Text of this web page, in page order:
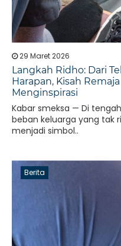
29 Maret 2026
Langkah Ridho: Dari
Harapan, Kisah
Menginspirasi
Kabar smeksa — Di
beban keluarga yang tak
menjadi simbol..
Berita